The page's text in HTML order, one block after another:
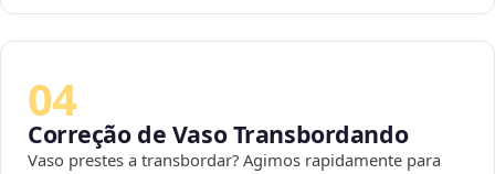
04
Correção de Vaso Transbordando
Vaso prestes a transbordar? Agimos rapidamente para